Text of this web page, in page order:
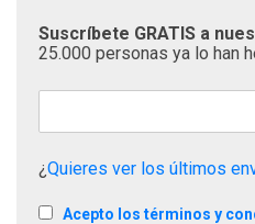
Suscríbete GRATIS a
25.000 personas ya lo han
¿Quieres ver los últimos
Acepto los términos y